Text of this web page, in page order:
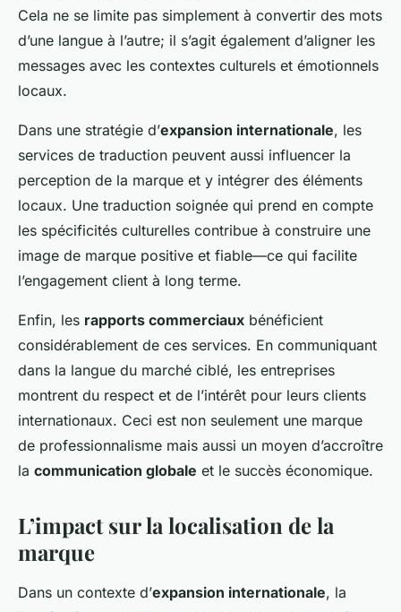
Cela ne se limite pas simplement à convertir des mots
d’une langue à l’autre; il s’agit également d’aligner les
messages avec les contextes culturels et émotionnels
locaux.
Dans une stratégie d’expansion internationale, les
services de traduction peuvent aussi influencer la
perception de la marque et y intégrer des éléments
locaux. Une traduction soignée qui prend en compte
les spécificités culturelles contribue à construire une
image de marque positive et fiable—ce qui facilite
l’engagement client à long terme.
Enfin, les rapports commerciaux bénéficient
considérablement de ces services. En communiquant
dans la langue du marché ciblé, les entreprises
montrent du respect et de l’intérêt pour leurs clients
internationaux. Ceci est non seulement une marque
de professionnalisme mais aussi un moyen d’accroître
la communication globale et le succès économique.
L’impact sur la localisation de la
marque
Dans un contexte d’expansion internationale, la